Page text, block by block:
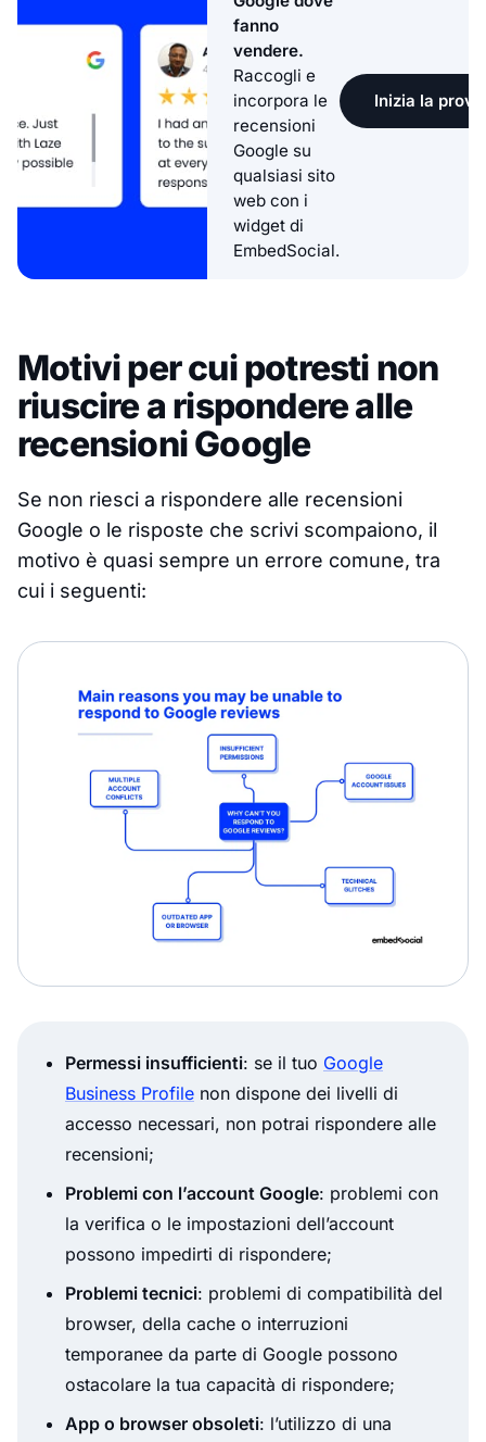
fanno
vendere.
Raccogli e
incorpora le
recensioni
Google su
qualsiasi sito
web con i
widget di
EmbedSocial.
Inizia la
Motivi per cui potresti non
riuscire a rispondere alle
recensioni Google
Se non riesci a rispondere alle recensioni
Google o le risposte che scrivi scompaiono, il
motivo è quasi sempre un errore comune, tra
cui i seguenti:
Permessi insufficienti: se il tuo Google
Business Profile non dispone dei livelli di
accesso necessari, non potrai rispondere alle
recensioni;
Problemi con l’account Google: problemi con
la verifica o le impostazioni dell’account
possono impedirti di rispondere;
Problemi tecnici: problemi di compatibilità del
browser, della cache o interruzioni
temporanee da parte di Google possono
ostacolare la tua capacità di rispondere;
App o browser obsoleti: l’utilizzo di una